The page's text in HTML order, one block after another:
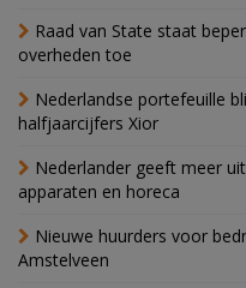
Raad van State staat
overheden toe
Nederlandse portefeuille
halfjaarcijfers Xior
Nederlander geeft meer
apparaten en horeca
Nieuwe huurders voor
Amstelveen